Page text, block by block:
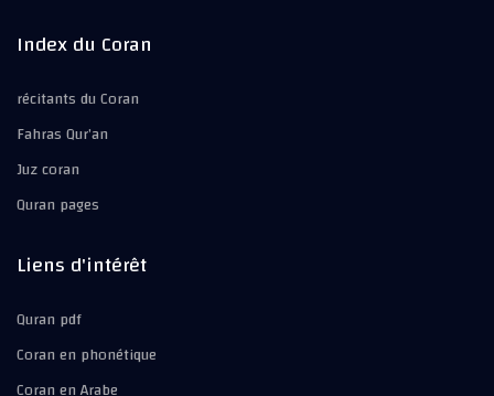
Index du Coran
récitants du Coran
Fahras Qur’an
Juz coran
Quran pages
Liens d'intérêt
Quran pdf
Coran en phonétique
Coran en Arabe